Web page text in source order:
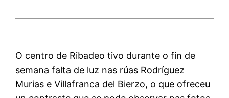
O centro de Ribadeo tivo durante o fin de
semana falta de luz nas rúas Rodríguez
Murias e Villafranca del Bierzo, o que ofreceu